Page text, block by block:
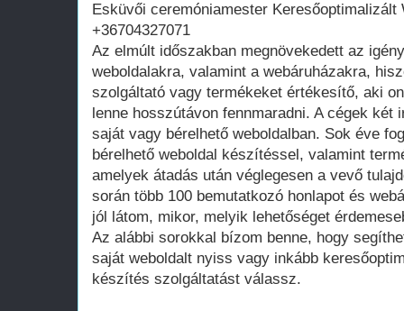
Esküvői ceremóniamester Keresőoptimalizált
+36704327071
Az elmúlt időszakban megnövekedett az
weboldalakra, valamint a webáruházakra,
szolgáltató vagy termékeket értékesítő, aki
lenne hosszútávon fennmaradni. A cégek két
saját vagy bérelhető weboldalban. Sok éve
bérelhető weboldal készítéssel, valamint
amelyek átadás után véglegesen a vevő
során több 100 bemutatkozó honlapot és
jól látom, mikor, melyik lehetőséget
Az alábbi sorokkal bízom benne, hogy
saját weboldalt nyiss vagy inkább
készítés szolgáltatást válassz.